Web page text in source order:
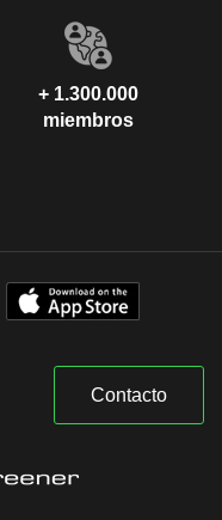
+ 1.300.000
miembros
Contacto